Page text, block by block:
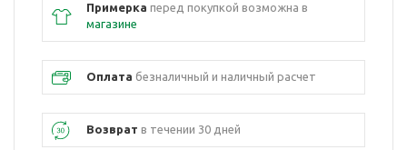
Примерка перед покупкой возможна в
магазине
Оплата безналичный и наличный расчет
Возврат в течении 30 дней